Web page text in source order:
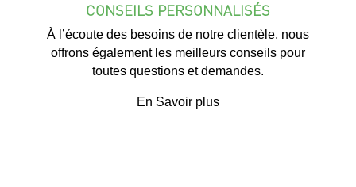
CONSEILS PERSONNALISÉS
À l’écoute des besoins de notre clientèle, nous
offrons également les meilleurs conseils pour
toutes questions et demandes.
En Savoir plus